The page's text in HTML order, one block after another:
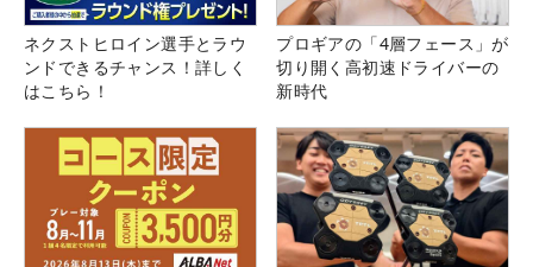
ネクストヒロイン選手とラウ
ンドできるチャンス！詳しく
はこちら！
プロギアの「4層フェース」が
切り開く高初速ドライバーの
新時代